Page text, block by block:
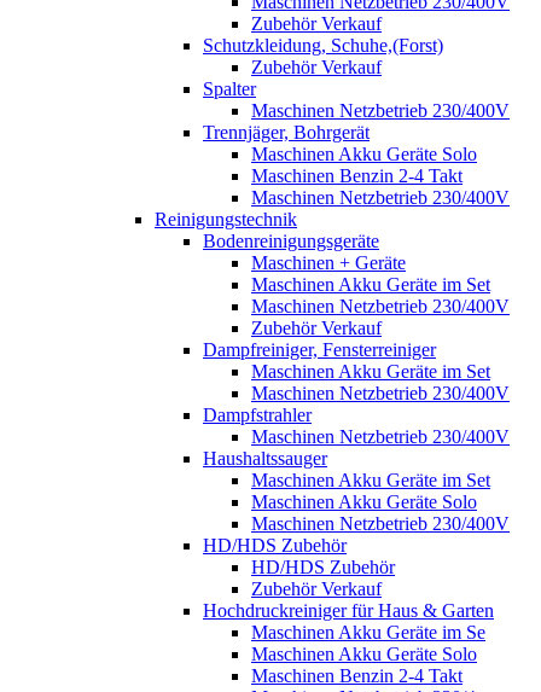
Zubehör Verkauf
Schutzkleidung, Schuhe,(Forst)
Zubehör Verkauf
Spalter
Maschinen Netzbetrieb 230/400V
Trennjäger, Bohrgerät
Maschinen Akku Geräte Solo
Maschinen Benzin 2-4 Takt
Maschinen Netzbetrieb 230/400V
Reinigungstechnik
Bodenreinigungsgeräte
Maschinen + Geräte
Maschinen Akku Geräte im Set
Maschinen Netzbetrieb 230/400V
Zubehör Verkauf
Dampfreiniger, Fensterreiniger
Maschinen Akku Geräte im Set
Maschinen Netzbetrieb 230/400V
Dampfstrahler
Maschinen Netzbetrieb 230/400V
Haushaltssauger
Maschinen Akku Geräte im Set
Maschinen Akku Geräte Solo
Maschinen Netzbetrieb 230/400V
HD/HDS Zubehör
HD/HDS Zubehör
Zubehör Verkauf
Hochdruckreiniger für Haus & Garten
Maschinen Akku Geräte im Se
Maschinen Akku Geräte Solo
Maschinen Benzin 2-4 Takt